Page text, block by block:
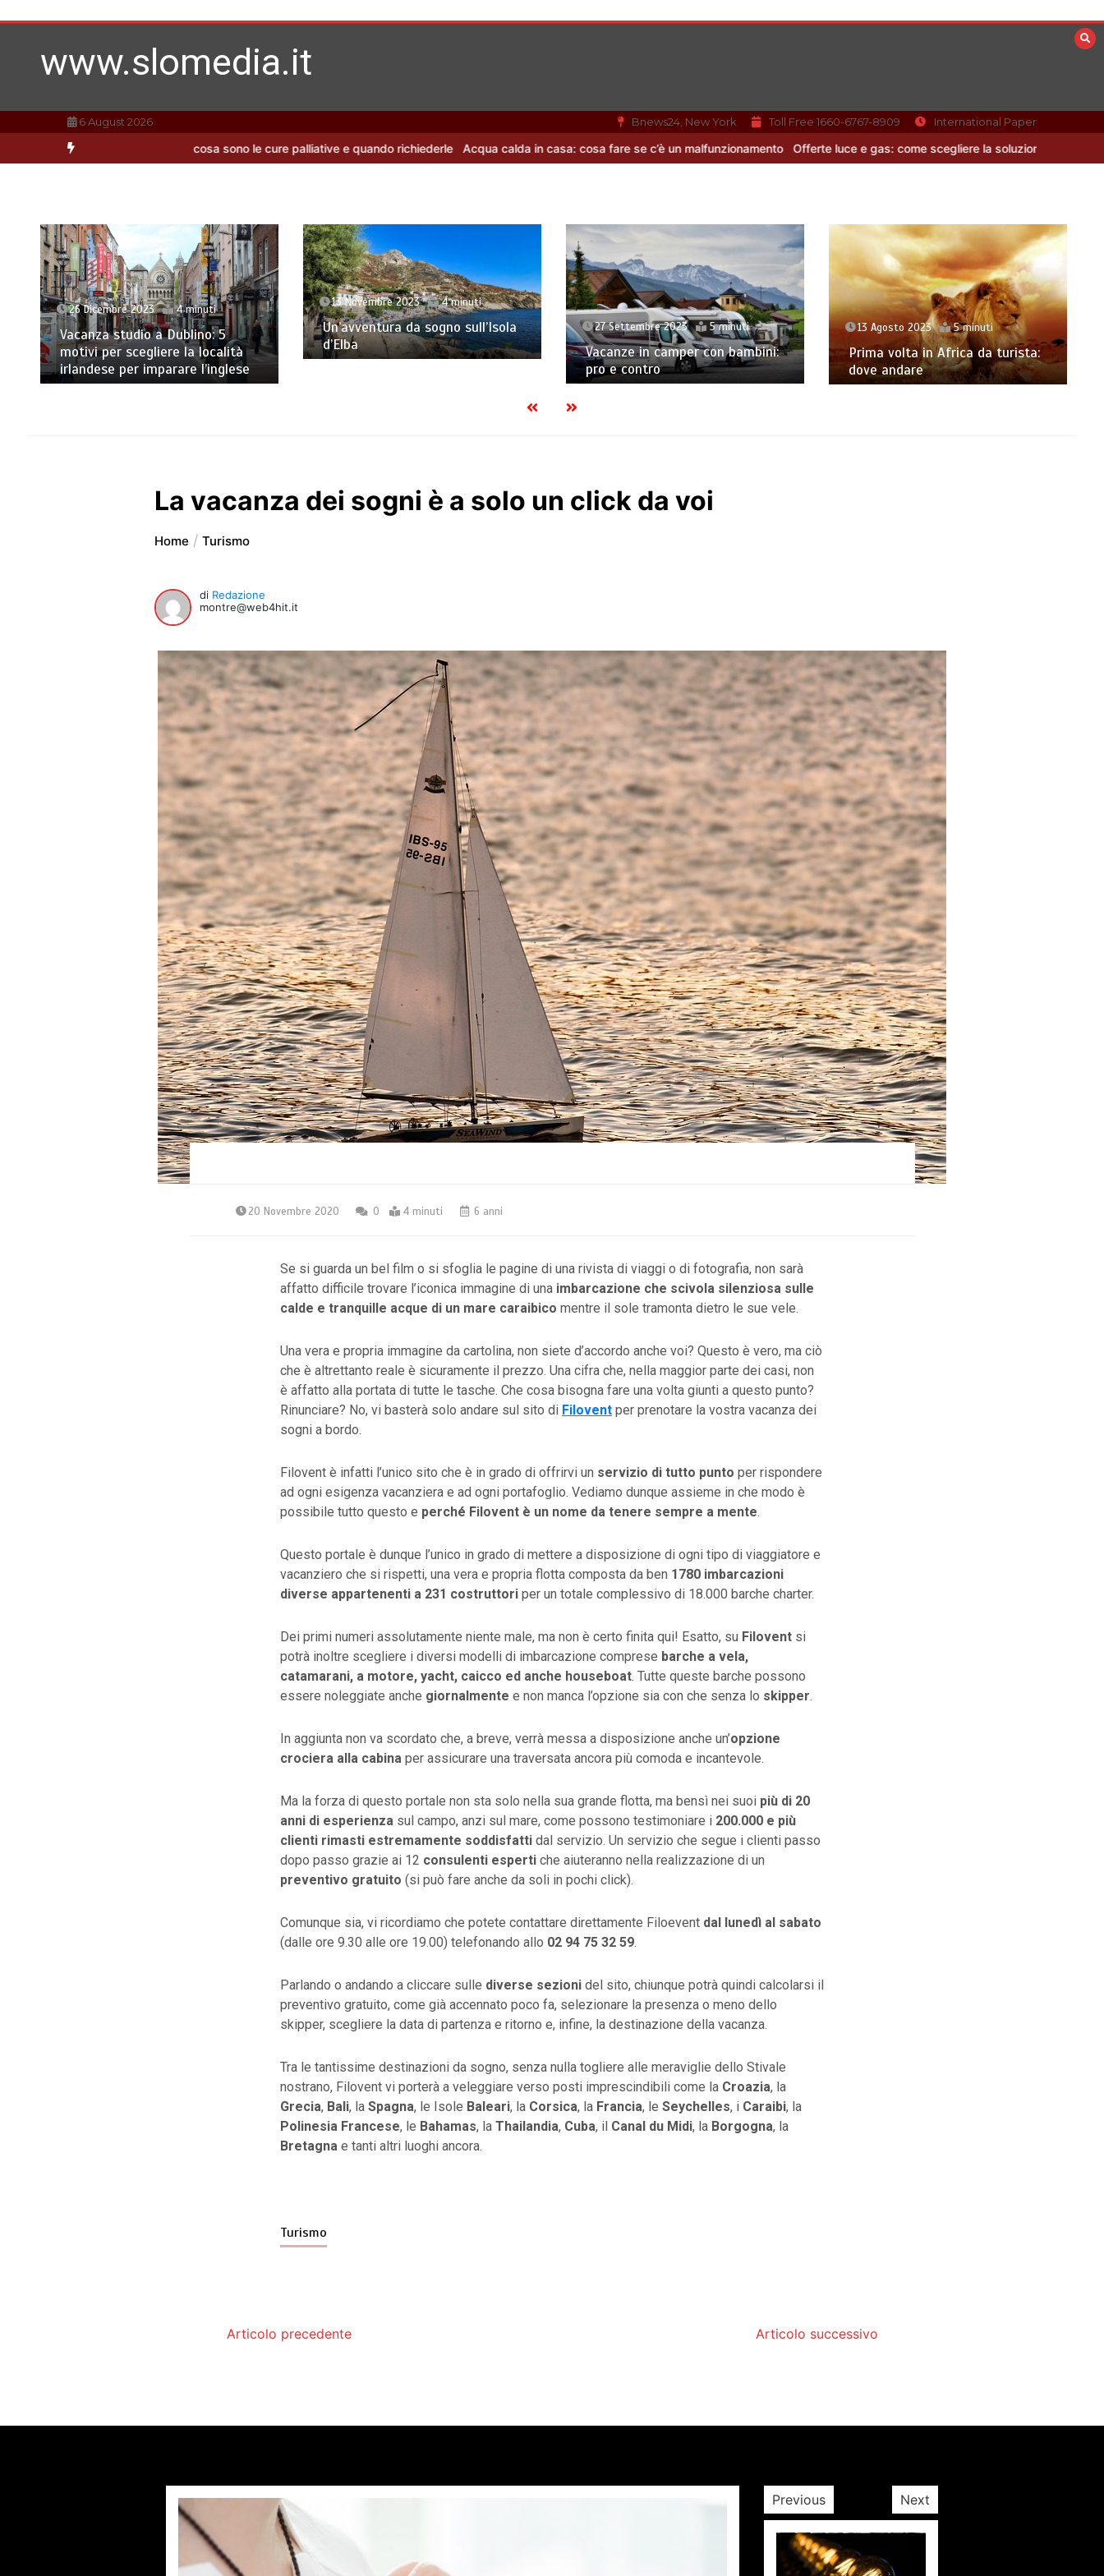
al
www.slomedia.it
6 August 2026 Bnews24, New York Toll Free 1660-6767-8909 International Paper
Che cosa sono le cure palliative e quando richiederle Acqua calda in casa: cosa fare se c’è un malfunzionamento Offerte luce e gas: come scegliere la soluzione più adatta per casa
26 Dicembre 2023 4 minuti
Vacanza studio a Dublino: 5
motivi per scegliere la località
irlandese per imparare l’inglese
13 Novembre 2023 4 minuti
Un’avventura da sogno sull’Isola
d’Elba
27 Settembre 2023 5 minuti
Vacanze in camper con bambini:
pro e contro
13 Agosto 2023 5 minuti
Prima volta in Africa da turista:
dove andare
La vacanza dei sogni è a solo un click da voi
Home Turismo
di Redazione
montre@web4hit.it
20 Novembre 2020 0 4 minuti 6 anni
Se si guarda un bel film o si sfoglia le pagine di una rivista di viaggi o di fotografia, non sarà
affatto difficile trovare l’iconica immagine di una imbarcazione che scivola silenziosa sulle
calde e tranquille acque di un mare caraibico mentre il sole tramonta dietro le sue vele.
Una vera e propria immagine da cartolina, non siete d’accordo anche voi? Questo è vero, ma ciò
che è altrettanto reale è sicuramente il prezzo. Una cifra che, nella maggior parte dei casi, non
è affatto alla portata di tutte le tasche. Che cosa bisogna fare una volta giunti a questo punto?
Rinunciare? No, vi basterà solo andare sul sito di Filoventper prenotare la vostra vacanza dei
sogni a bordo.
Filovent è infatti l’unico sito che è in grado di offrirvi un servizio di tutto punto per rispondere
ad ogni esigenza vacanziera e ad ogni portafoglio. Vediamo dunque assieme in che modo è
possibile tutto questo e perché Filovent è un nome da tenere sempre a mente.
Questo portale è dunque l’unico in grado di mettere a disposizione di ogni tipo di viaggiatore e
vacanziero che si rispetti, una vera e propria flotta composta da ben 1780 imbarcazioni
diverse appartenenti a 231 costruttoriper un totale complessivo di 18.000 barche charter.
Dei primi numeri assolutamente niente male, ma non è certo finita qui! Esatto, su Filoventsi
potrà inoltre scegliere i diversi modelli di imbarcazione comprese barche a vela,
catamarani, a motore, yacht, caicco ed anche houseboat. Tutte queste barche possono
essere noleggiate anche giornalmente e non manca l’opzione sia con che senza lo skipper.
In aggiunta non va scordato che, a breve, verrà messa a disposizione anche un’opzione
crociera alla cabina per assicurare una traversata ancora più comoda e incantevole.
Ma la forza di questo portale non sta solo nella sua grande flotta, ma bensì nei suoi più di 20
anni di esperienza sul campo, anzi sul mare, come possono testimoniare i200.000 e più
clienti rimasti estremamente soddisfattidal servizio. Un servizio che segue i clienti passo
dopo passo grazie ai 12 consulenti espertiche aiuteranno nella realizzazione di un
preventivo gratuito (si può fare anche da soli in pochi click).
Comunque sia, vi ricordiamo che potete contattare direttamente Filoevent dal lunedì al sabato
(dalle ore 9.30 alle ore 19.00) telefonando allo 02 94 75 32 59.
Parlando o andando a cliccare sulle diverse sezionidel sito, chiunque potrà quindi calcolarsi il
preventivo gratuito, come già accennato poco fa, selezionare la presenza o meno dello
skipper, scegliere la data di partenza e ritorno e, infine, la destinazione della vacanza.
Tra le tantissime destinazioni da sogno, senza nulla togliere alle meraviglie dello Stivale
nostrano, Filovent vi porterà a veleggiare verso posti imprescindibili come la Croazia, la
Grecia, Bali, la Spagna, le Isole Baleari, la Corsica, la Francia, le Seychelles, i Caraibi, la
Polinesia Francese, le Bahamas, la Thailandia, Cuba, il Canal du Midi, la Borgogna, la
Bretagna e tanti altri luoghi ancora.
Turismo
Articolo precedente Articolo successivo
Previous Next